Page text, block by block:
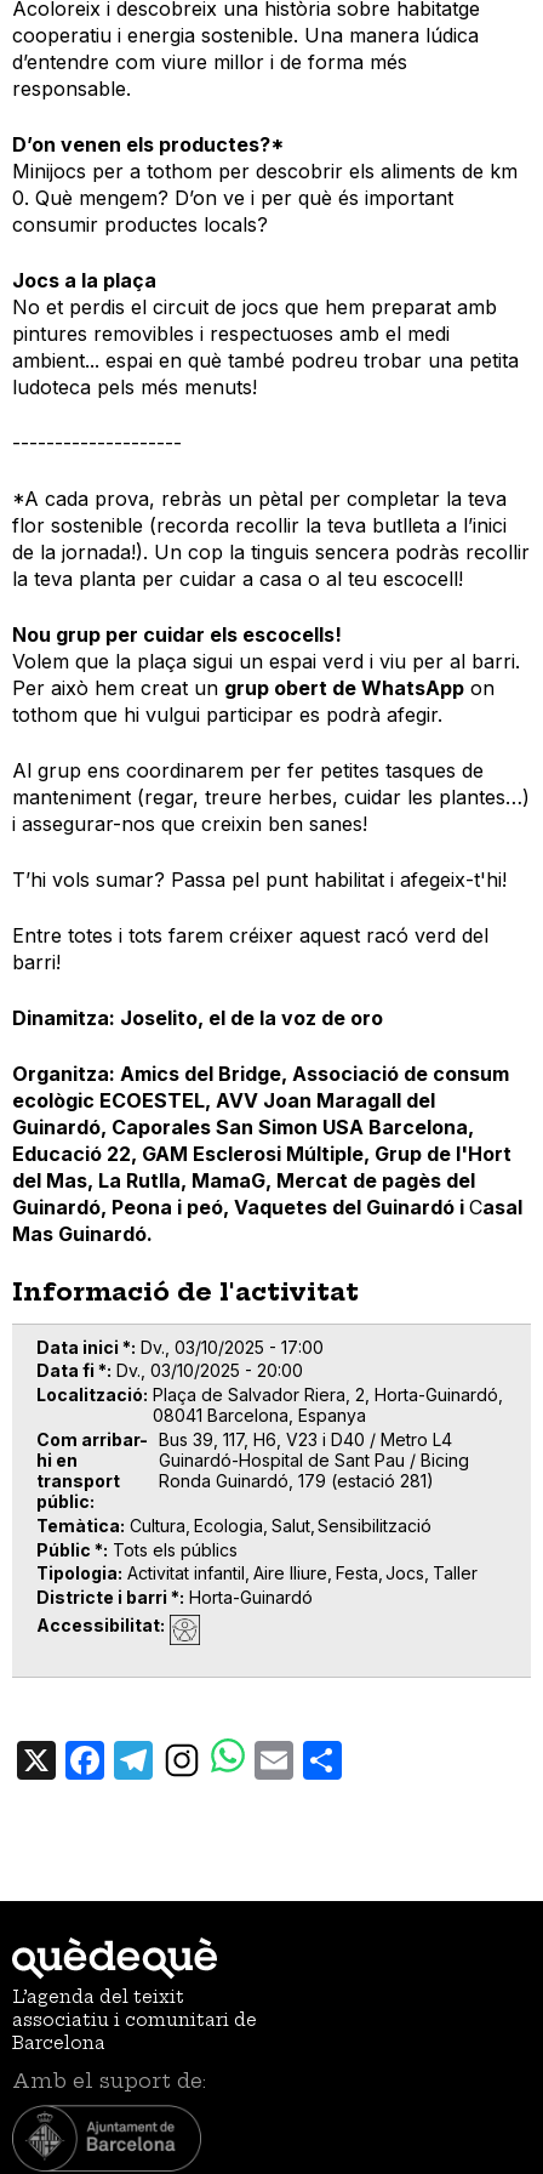
Acoloreix i descobreix una història sobre habitatge
cooperatiu i energia sostenible. Una manera lúdica
d’entendre com viure millor i de forma més
responsable.
D’on venen els productes?*
Minijocs per a tothom per descobrir els aliments de km
0. Què mengem? D’on ve i per què és important
consumir productes locals?
Jocs a la plaça
No et perdis el circuit de jocs que hem preparat amb
pintures removibles i respectuoses amb el medi
ambient... espai en què també podreu trobar una petita
ludoteca pels més menuts!
--------------------
*A cada prova, rebràs un pètal per completar la teva
flor sostenible (recorda recollir la teva butlleta a l’inici
de la jornada!). Un cop la tinguis sencera podràs recollir
la teva planta per cuidar a casa o al teu escocell!
Nou grup per cuidar els escocells!
Volem que la plaça sigui un espai verd i viu per al barri.
Per això hem creat un grup obert de WhatsApp on
tothom que hi vulgui participar es podrà afegir.
Al grup ens coordinarem per fer petites tasques de
manteniment (regar, treure herbes, cuidar les plantes…)
i assegurar-nos que creixin ben sanes!
T’hi vols sumar? Passa pel punt habilitat i afegeix-t'hi!
Entre totes i tots farem créixer aquest racó verd del
barri!
Dinamitza: Joselito, el de la voz de oro
Organitza: Amics del Bridge, Associació de consum
ecològic ECOESTEL, AVV Joan Maragall del
Guinardó, Caporales San Simon USA Barcelona,
Educació 22, GAM Esclerosi Múltiple, Grup de l'Hort
del Mas, La Rutlla, MamaG, Mercat de pagès del
Guinardó, Peona i peó, Vaquetes del Guinardó i Casal
Mas Guinardó.
Informació de l'activitat
Data inici * Dv., 03/10/2025 - 17:00
Data fi * Dv., 03/10/2025 - 20:00
Localització Plaça de Salvador Riera, 2, Horta-Guinardó,
08041 Barcelona, Espanya
Com arribar-
hi en
transport
públic
Bus 39, 117, H6, V23 i D40 / Metro L4
Guinardó-Hospital de Sant Pau / Bicing
Ronda Guinardó, 179 (estació 281)
Temàtica Cultura Ecologia Salut Sensibilització
Públic * Tots els públics
Tipologia Activitat infantil Aire lliure Festa Jocs Taller
Districte i barri * Horta-Guinardó
Accessibilitat
X Facebook
TelegramEmail
L’agenda del teixit
associatiu i comunitari de
Barcelona
Amb el suport de: